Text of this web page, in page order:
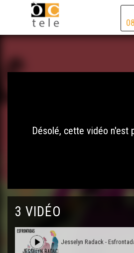
08
Désolé, cette vidéo n'est
3 VIDÉO
Jesselyn Radack -